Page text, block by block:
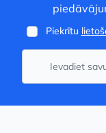
Piekrītu